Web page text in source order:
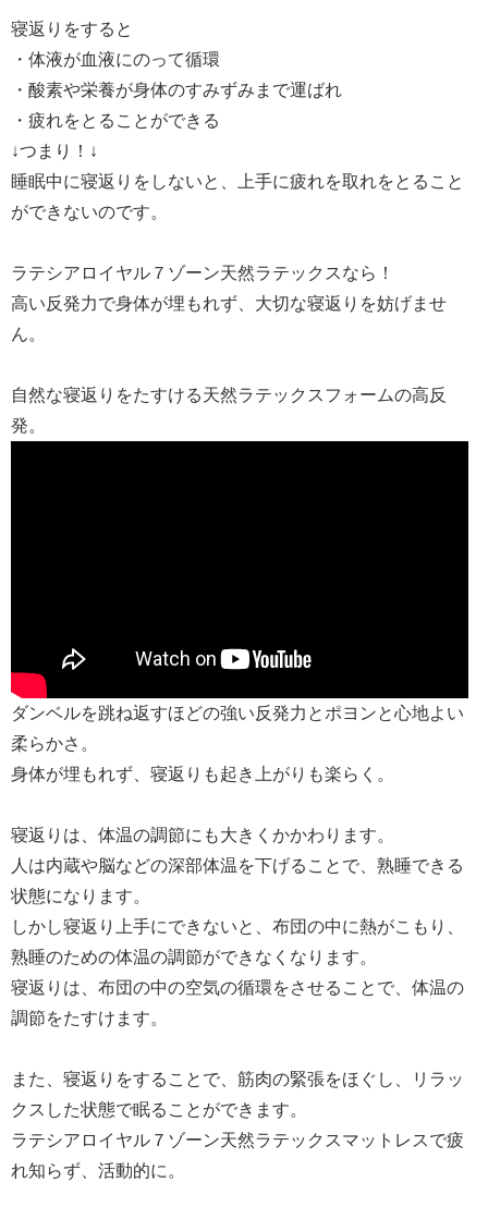
寝返りをすると
・体液が血液にのって循環
・酸素や栄養が身体のすみずみまで運ばれ
・疲れをとることができる
↓つまり！↓
睡眠中に寝返りをしないと、上手に疲れを取れをとること
ができないのです。
ラテシアロイヤル７ゾーン天然ラテックスなら！
高い反発力で身体が埋もれず、大切な寝返りを妨げませ
ん。
自然な寝返りをたすける天然ラテックスフォームの高反
発。
ダンベルを跳ね返すほどの強い反発力とポヨンと心地よい
柔らかさ。
身体が埋もれず、寝返りも起き上がりも楽らく。
寝返りは、体温の調節にも大きくかかわります。
人は内蔵や脳などの深部体温を下げることで、熟睡できる
状態になります。
しかし寝返り上手にできないと、布団の中に熱がこもり、
熟睡のための体温の調節ができなくなります。
寝返りは、布団の中の空気の循環をさせることで、体温の
調節をたすけます。
また、寝返りをすることで、筋肉の緊張をほぐし、リラッ
クスした状態で眠ることができます。
ラテシアロイヤル７ゾーン天然ラテックスマットレスで疲
れ知らず、活動的に。